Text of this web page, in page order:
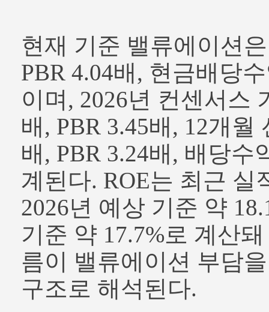
현재 기준 밸류에이션
PBR 4.04배, 현금배당
이며, 2026년 컨센서스
배, PBR 3.45배, 12개월
배, PBR 3.24배, 배당수
계된다. ROE는 최근 실
2026년 예상 기준 약
기준 약 17.7%로 계산
름이 밸류에이션 부담
구조로 해석된다.